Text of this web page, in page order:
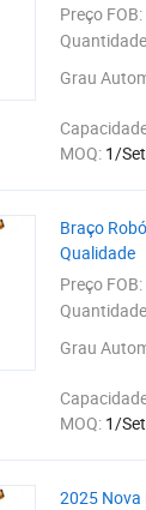
Preço FOB:
Grau
MOQ: 1/Set
Braço
Qualidade
Preço FOB:
Grau
MOQ: 1/Set
2025 Nova